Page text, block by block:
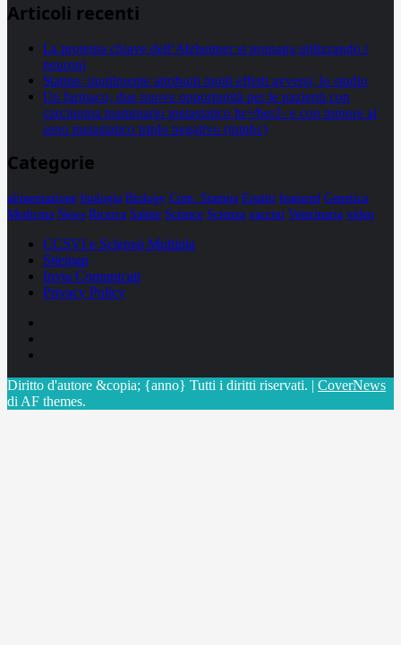
Articoli recenti
La proteina chiave dell’Alzheimer si propaga utilizzando i
neuroni
Statine: inutilmente attribuiti molti effetti avversi, lo studio
Un farmaco, due nuove opportunità per le pazienti con
carcinoma mammario metastatico hr+/her2- e con tumore al
seno metastatico triplo negativo (mtnbc)
Categorie
alimentazione biologia Biology Com. Stampa Epatiti featured Genetica
Medicina News Ricerca Salute Science Scienza vaccini Veterinaria video
CCSVI e Sclerosi Multipla
Sitemap
Invia Comunicati
Privacy Policy
Diritto d'autore &copia; {anno} Tutti i diritti riservati. | CoverNews
di AF themes.